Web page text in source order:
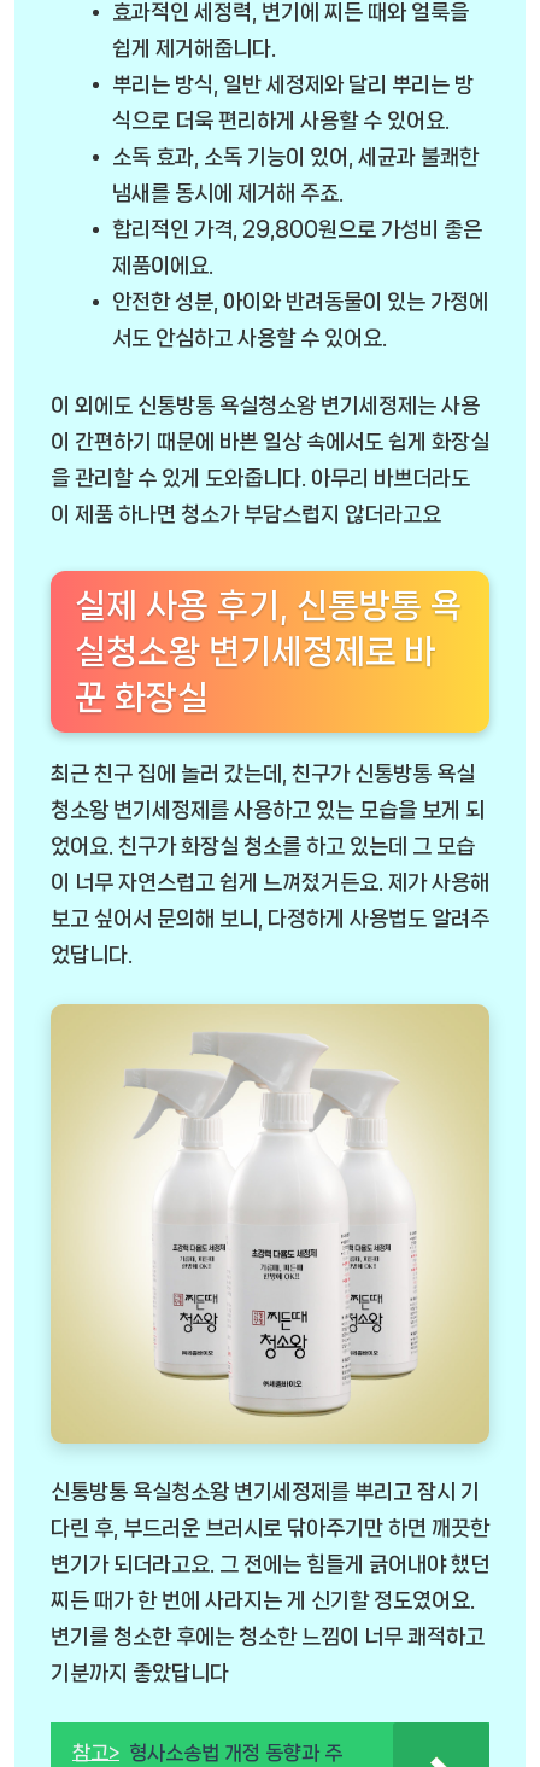
효과적인 세정력, 변기에 찌든 때와 얼룩을
쉽게 제거해줍니다.
뿌리는 방식, 일반 세정제와 달리 뿌리는 방
식으로 더욱 편리하게 사용할 수 있어요.
소독 효과, 소독 기능이 있어, 세균과 불쾌한
냄새를 동시에 제거해 주죠.
합리적인 가격, 29,800원으로 가성비 좋은
제품이에요.
안전한 성분, 아이와 반려동물이 있는 가정에
서도 안심하고 사용할 수 있어요.
이 외에도 신통방통 욕실청소왕 변기세정제는 사용
이 간편하기 때문에 바쁜 일상 속에서도 쉽게 화장실
을 관리할 수 있게 도와줍니다. 아무리 바쁘더라도
이 제품 하나면 청소가 부담스럽지 않더라고요
실제 사용 후기, 신통방통 욕
실청소왕 변기세정제로 바
꾼 화장실
최근 친구 집에 놀러 갔는데, 친구가 신통방통 욕실
청소왕 변기세정제를 사용하고 있는 모습을 보게 되
었어요. 친구가 화장실 청소를 하고 있는데 그 모습
이 너무 자연스럽고 쉽게 느껴졌거든요. 제가 사용해
보고 싶어서 문의해 보니, 다정하게 사용법도 알려주
었답니다.
신통방통 욕실청소왕 변기세정제를 뿌리고 잠시 기
다린 후, 부드러운 브러시로 닦아주기만 하면 깨끗한
변기가 되더라고요. 그 전에는 힘들게 긁어내야 했던
찌든 때가 한 번에 사라지는 게 신기할 정도였어요.
변기를 청소한 후에는 청소한 느낌이 너무 쾌적하고
기분까지 좋았답니다
참고> 형사소송법 개정 동향과 주